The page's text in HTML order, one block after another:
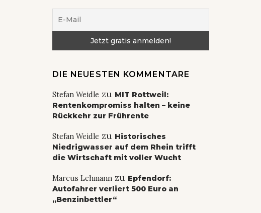
DIE NEUESTEN KOMMENTARE
Stefan Weidle zu MIT Rottweil:
Rentenkompromiss halten – keine
Rückkehr zur Frührente
Stefan Weidle zu Historisches
Niedrigwasser auf dem Rhein trifft
die Wirtschaft mit voller Wucht
Marcus Lehmannzu Epfendorf:
Autofahrer verliert 500 Euro an
„Benzinbettler“